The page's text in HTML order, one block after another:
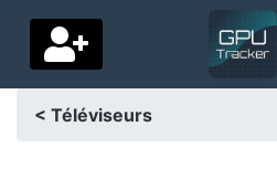
< Téléviseurs